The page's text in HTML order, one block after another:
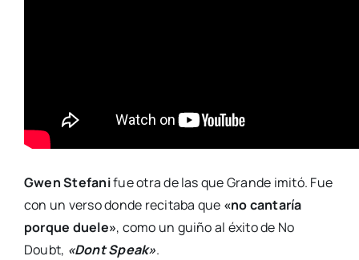
Gwen Stefanifue otra de las que Grande imitó. Fue
con un verso donde recitaba que «no cantaría
porque duele», como un guiño al éxito de No
Doubt, «Dont Speak».